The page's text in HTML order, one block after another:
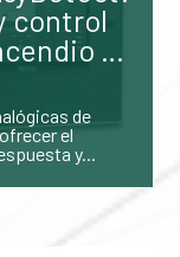
control
…
de
el
y...